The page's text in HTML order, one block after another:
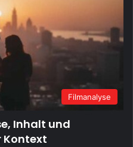
Filmanalyse
Inhalt und